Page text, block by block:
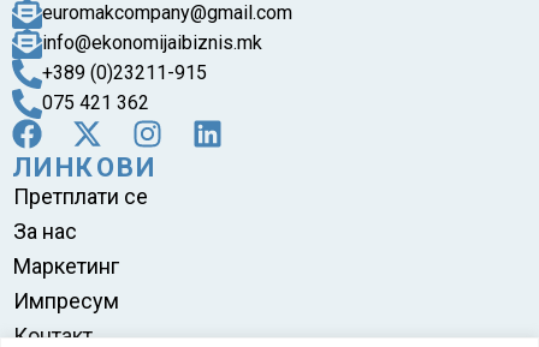
euromakcompany@gmail.com
info@ekonomijaibiznis.mk
+389 (0)23211-915
075 421 362
ЛИНКОВИ
Претплати се
За нас
Маркетинг
Импресум
Контакт